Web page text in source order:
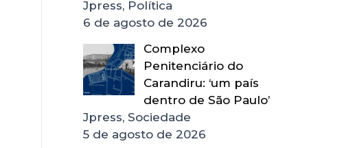
Jpress, Política
6 de agosto de 2026
Complexo
Penitenciário do
Carandiru: ‘um país
dentro de São Paulo’
Jpress, Sociedade
5 de agosto de 2026